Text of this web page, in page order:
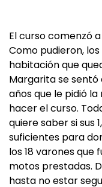
El curso comenzó
Como pudieron,
habitación que
Margarita se sentó
años que le pidió
hacer el curso.
quiere saber si sus
suficientes para
los 18 varones que
motos prestadas.
hasta no estar